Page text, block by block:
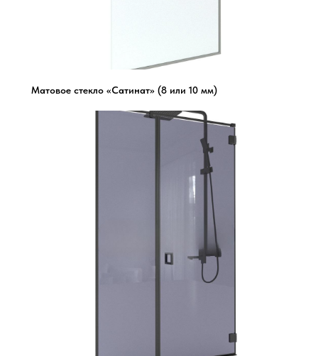
Матовое стекло «Сатинат» (8 или 10 мм)